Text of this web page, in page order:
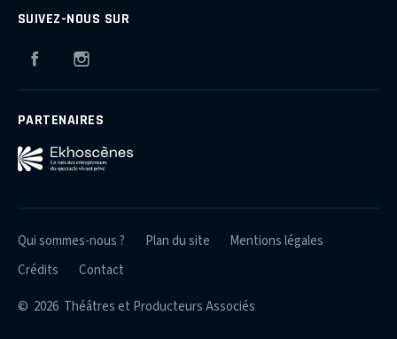
SUIVEZ-NOUS SUR
Facebook
PARTENAIRES
© 2026 Théâtres et Producteurs Associés
Qui sommes-nous ? Plan du site
Mentions légales
Crédits
Contact